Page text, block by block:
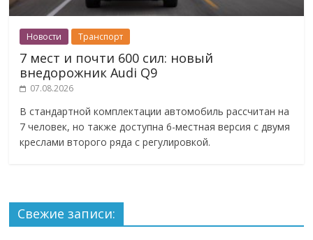
Новости Транспорт
7 мест и почти 600 сил: новый
внедорожник Audi Q9
07.08.2026
В стандартной комплектации автомобиль рассчитан на
7 человек, но также доступна 6-местная версия с двумя
креслами второго ряда с регулировкой.
Свежие записи: